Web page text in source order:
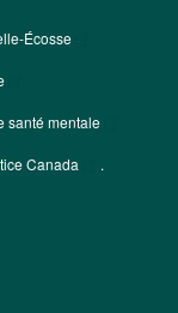
Écosse
santé mentale
Canada .